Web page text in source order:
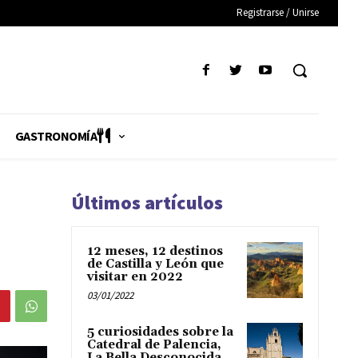
Registrarse / Unirse
GASTRONOMÍA
Últimos artículos
12 meses, 12 destinos
de Castilla y León que
visitar en 2022
03/01/2022
5 curiosidades sobre la
Catedral de Palencia,